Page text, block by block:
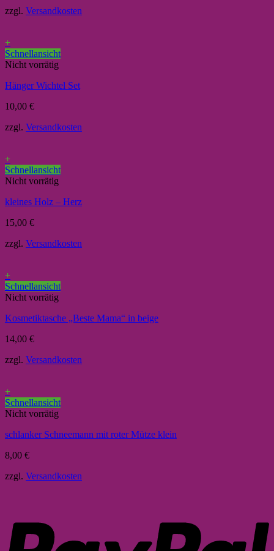
zzgl. Versandkosten
+
Schnellansicht
Nicht vorrätig
Hänger Wichtel Set
10,00 €
zzgl. Versandkosten
+
Schnellansicht
Nicht vorrätig
kleines Holz – Herz
15,00 €
zzgl. Versandkosten
+
Schnellansicht
Nicht vorrätig
Kosmetiktasche „Beste Mama“ in beige
14,00 €
zzgl. Versandkosten
+
Schnellansicht
Nicht vorrätig
schlanker Schneemann mit roter Mütze klein
8,00 €
zzgl. Versandkosten